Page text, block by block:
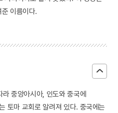
이름이다.
중앙아시아, 인도와 중국에
토마 교회로 알려져 있다. 중국에는